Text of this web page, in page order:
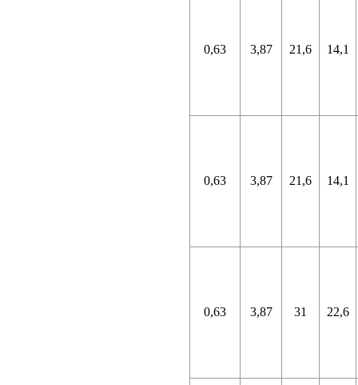
0,63 3,87 21,6 14,1
0,63 3,87 21,6 14,1
0,63 3,87 31 22,6